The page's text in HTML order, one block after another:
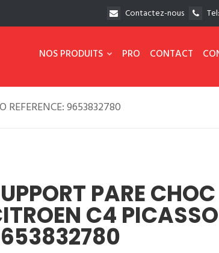
Contactez-nous Tel:
NOS PRODUITS PRO CONTACT
REFERENCE: 9653832780
PARE
C4 PICASSO